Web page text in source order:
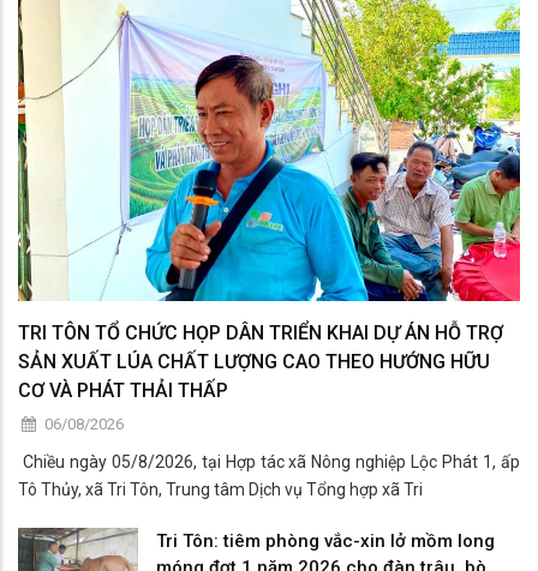
TRI TÔN TỔ CHỨC HỌP DÂN TRIỂN KHAI DỰ ÁN HỖ TRỢ
SẢN XUẤT LÚA CHẤT LƯỢNG CAO THEO HƯỚNG HỮU
CƠ VÀ PHÁT THẢI THẤP
06/08/2026
​ Chiều ngày 05/8/2026, tại Hợp tác xã Nông nghiệp Lộc Phát 1, ấp
Tô Thủy, xã Tri Tôn, Trung tâm Dịch vụ Tổng hợp xã Tri
Tri Tôn: tiêm phòng vắc-xin lở mồm long